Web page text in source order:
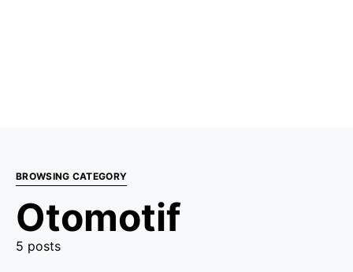
BROWSING CATEGORY
Otomotif
5 posts